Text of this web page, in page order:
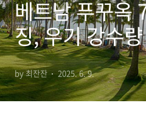
베트남 푸꾸옥
징, 우기 강수
온 옷차림
by 최잔잔 2025. 6. 9.